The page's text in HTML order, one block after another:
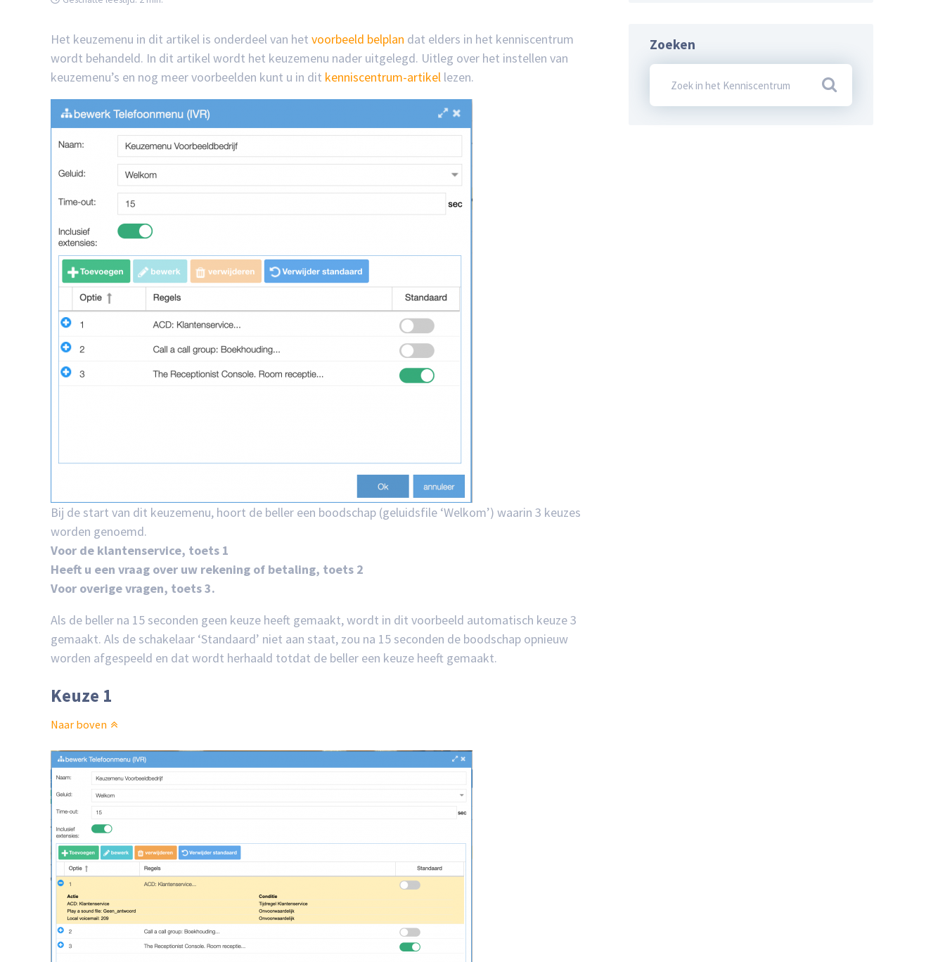
Het keuzemenu in dit artikel is onderdeel van het voorbeeld belplan dat elders in het kenniscentrum
wordt behandeld. In dit artikel wordt het keuzemenu nader uitgelegd. Uitleg over het instellen van
keuzemenu’s en nog meer voorbeelden kunt u in dit kenniscentrum-artikel lezen.
Bij de start van dit keuzemenu, hoort de beller een boodschap (geluidsfile ‘Welkom’) waarin 3 keuzes
worden genoemd.
Voor de klantenservice, toets 1
Heeft u een vraag over uw rekening of betaling, toets 2
Voor overige vragen, toets 3.
Als de beller na 15 seconden geen keuze heeft gemaakt, wordt in dit voorbeeld automatisch keuze 3
gemaakt. Als de schakelaar ‘Standaard’ niet aan staat, zou na 15 seconden de boodschap opnieuw
worden afgespeeld en dat wordt herhaald totdat de beller een keuze heeft gemaakt.
Keuze 1
Naar boven
Zoeken